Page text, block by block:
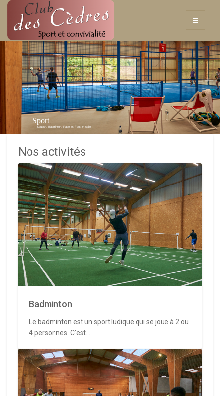
Sport
Squash, Badminton, Padel et Foot en salle
Nos activités
Badminton
Le badminton est un sport ludique qui se joue à 2 ou
4 personnes. C'est...